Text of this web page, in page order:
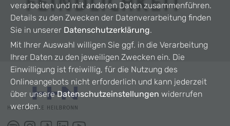
verarbeiten und mit anderen Daten zusammenführen.
Details zu den Zwecken der Datenverarbeitung finden
Sie in unserer Datenschutzerklärung.
Mit Ihrer Auswahl willigen Sie ggf. in die Verarbeitung
Ihrer Daten zu den jeweiligen Zwecken ein. Die
Einwilligung ist freiwillig, für die Nutzung des
Onlineangebots nicht erforderlich und kann jederzeit
über unsereDatenschutzeinstellungen widerrufen
werden.